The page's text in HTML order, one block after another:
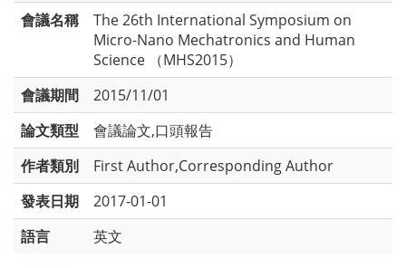
會議名稱
The 26th International Symposium on
Micro-Nano Mechatronics and Human
Science （MHS2015）
會議期間
2015/11/01
論文類型
會議論文,口頭報告
作者類別
First Author,Corresponding Author
發表日期
2017-01-01
語言
英文